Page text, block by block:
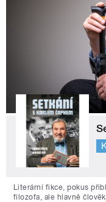
Literární fikce, pokus
filozofa, ale hlavně